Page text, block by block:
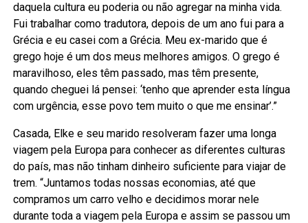
daquela cultura eu poderia ou não agregar na minha vida.
Fui trabalhar como tradutora, depois de um ano fui para a
Grécia e eu casei com a Grécia. Meu ex-marido que é
grego hoje é um dos meus melhores amigos. O grego é
maravilhoso, eles têm passado, mas têm presente,
quando cheguei lá pensei: ‘tenho que aprender esta língua
com urgência, esse povo tem muito o que me ensinar’.”
Casada, Elke e seu marido resolveram fazer uma longa
viagem pela Europa para conhecer as diferentes culturas
do país, mas não tinham dinheiro suficiente para viajar de
trem. “Juntamos todas nossas economias, até que
compramos um carro velho e decidimos morar nele
durante toda a viagem pela Europa e assim se passou um